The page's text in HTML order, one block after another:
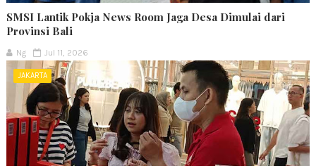
SMSI Lantik Pokja News Room Jaga Desa Dimulai dari
Provinsi Bali
Ng Jul 11, 2026
JAKARTA